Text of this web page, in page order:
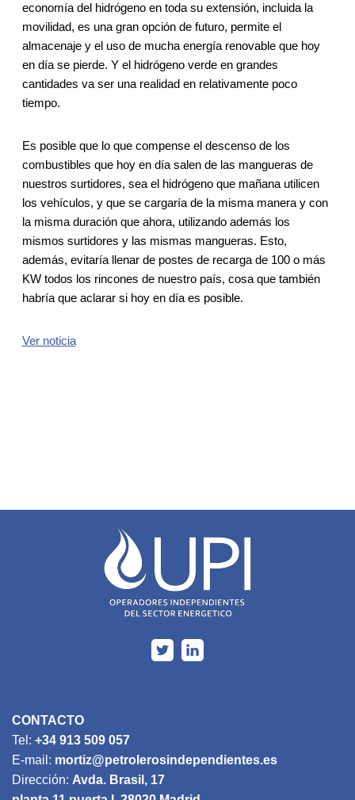
economía del hidrógeno en toda su extensión, incluida la
movilidad, es una gran opción de futuro, permite el
almacenaje y el uso de mucha energía renovable que hoy
en día se pierde. Y el hidrógeno verde en grandes
cantidades va ser una realidad en relativamente poco
tiempo.
Es posible que lo que compense el descenso de los
combustibles que hoy en día salen de las mangueras de
nuestros surtidores, sea el hidrógeno que mañana utilicen
los vehículos, y que se cargaría de la misma manera y con
la misma duración que ahora, utilizando además los
mismos surtidores y las mismas mangueras. Esto,
además, evitaría llenar de postes de recarga de 100 o más
KW todos los rincones de nuestro país, cosa que también
habría que aclarar si hoy en día es posible.
Ver noticia
CONTACTO
Tel: +34 913 509 057
E-mail: mortiz@petrolerosindependientes.es
Dirección: Avda. Brasil, 17